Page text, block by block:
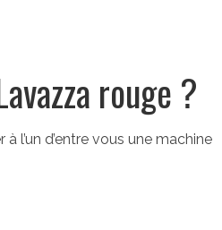
rouge ?
l’un d’entre vous une machine